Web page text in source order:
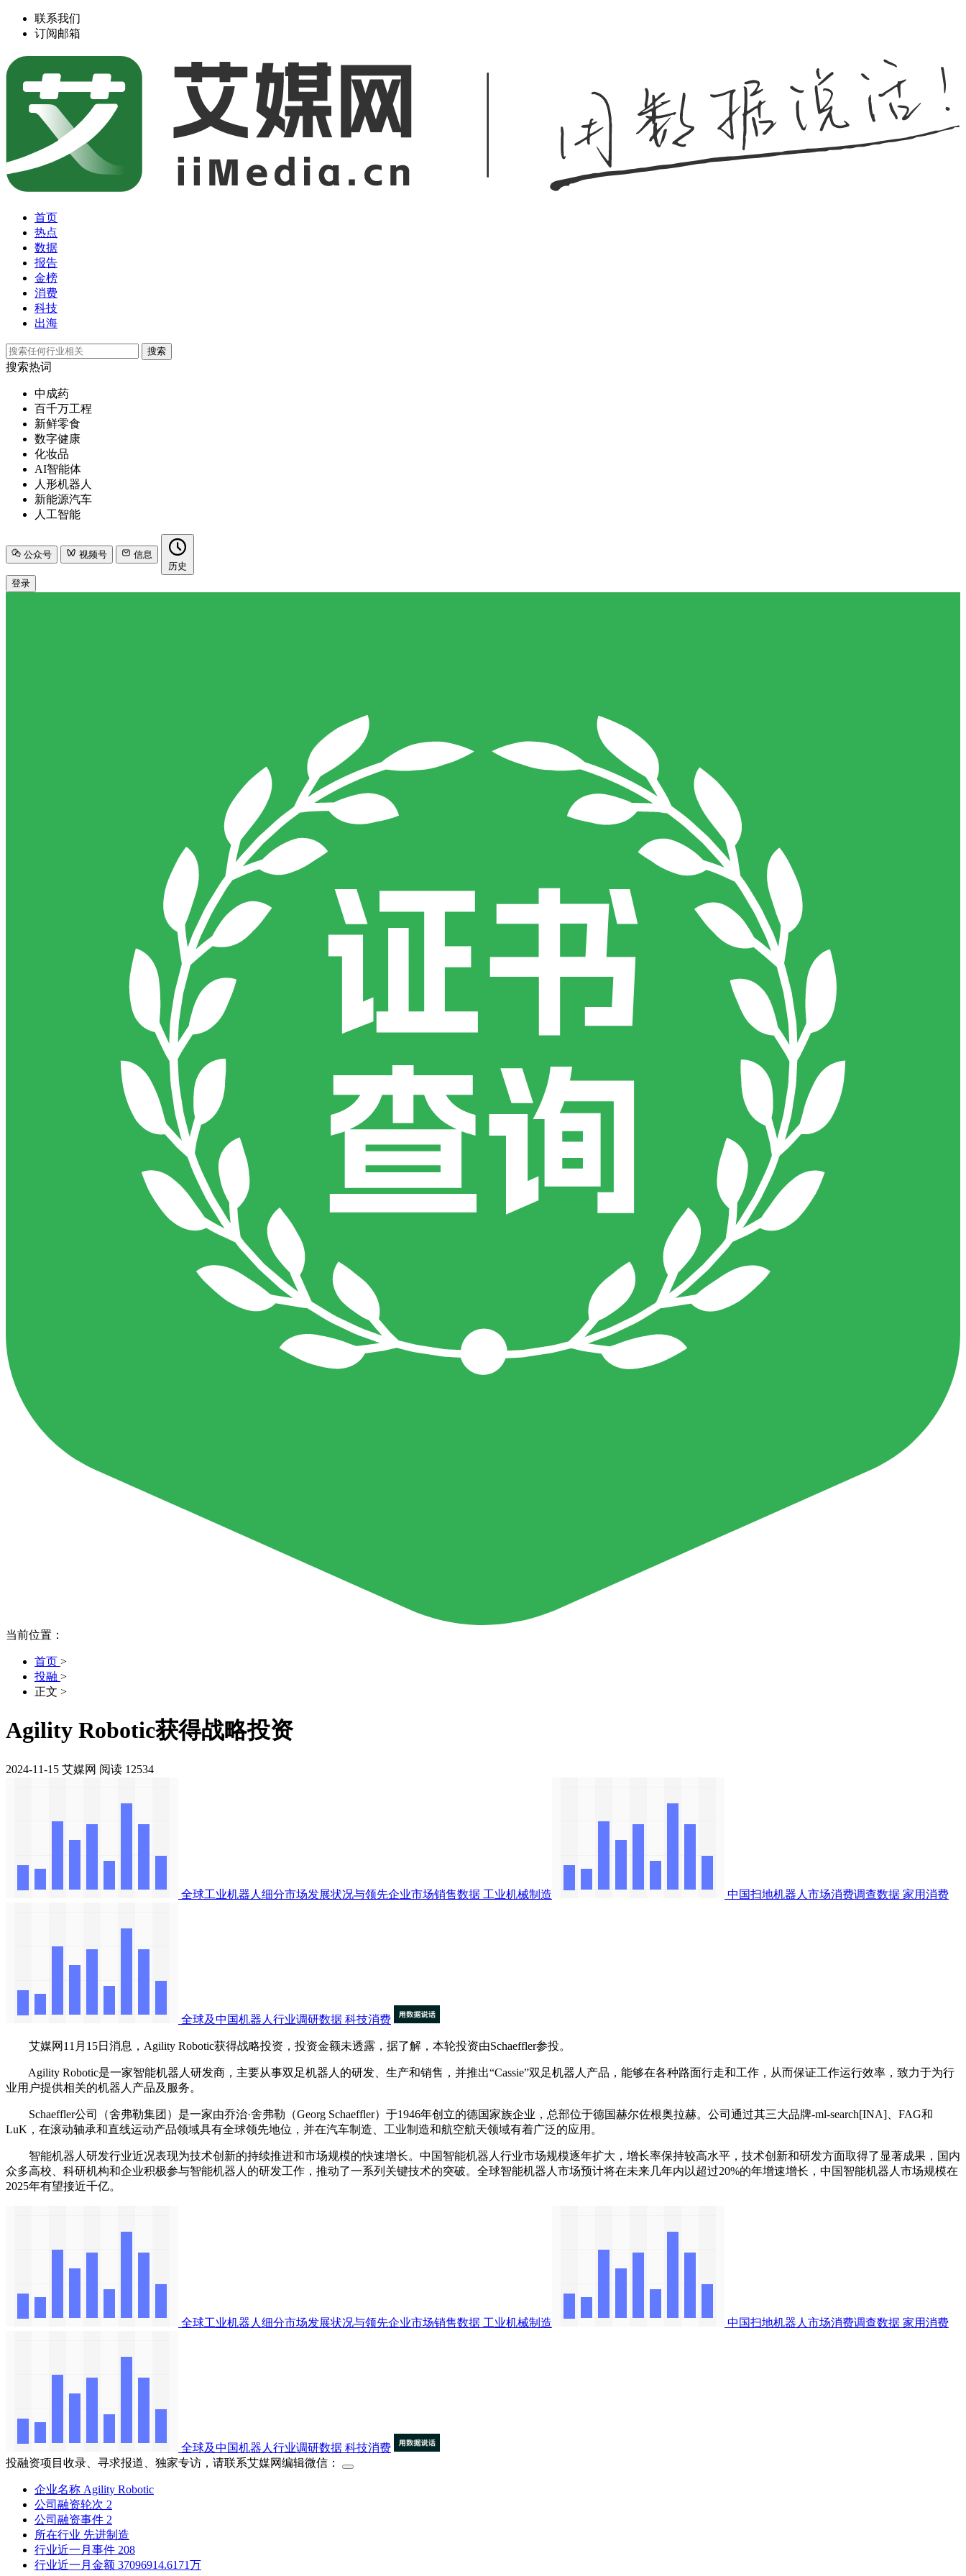
联系我们
订阅邮箱
首页
热点
数据
报告
金榜
消费
科技
出海
搜索
搜索热词
中成药
百千万工程
新鲜零食
数字健康
化妆品
AI智能体
人形机器人
新能源汽车
人工智能
公众号 视频号
信息
历史
登录
当前位置：
首页 >
投融 >
正文 >
Agility Robotic获得战略投资
2024-11-15 艾媒网 阅读 12534
全球工业机器人细分市场发展状况与领先企业市场销售数据 工业机械制造 中国扫地机器人市场消费调查数据 家用消费
全球及中国机器人行业调研数据 科技消费
艾媒网11月15日消息，Agility Robotic获得战略投资，投资金额未透露，据了解，本轮投资由Schaeffler参投。
Agility Robotic是一家智能机器人研发商，主要从事双足机器人的研发、生产和销售，并推出“Cassie”双足机器人产品，能够在各种路面行走和工作，从而保证工作运行效率，致力于为行
业用户提供相关的机器人产品及服务。
‌Schaeffler公司（舍弗勒集团）‌是一家由乔治·舍弗勒（Georg Schaeffler）于1946年创立的德国家族企业，总部位于德国赫尔佐根奥拉赫。公司通过其三大品牌-ml-search[INA]、FAG和
LuK，在滚动轴承和直线运动产品领域具有全球领先地位，并在汽车制造、工业制造和航空航天领域有着广泛的应用‌。
智能机器人研发行业近况表现为技术创新的持续推进和市场规模的快速增长。中国智能机器人行业市场规模逐年扩大，增长率保持较高水平，技术创新和研发方面取得了显著成果，国内
众多高校、科研机构和企业积极参与智能机器人的研发工作，推动了一系列关键技术的突破。全球智能机器人市场预计将在未来几年内以超过20%的年增速增长，中国智能机器人市场规模在
2025年有望接近千亿。
全球工业机器人细分市场发展状况与领先企业市场销售数据 工业机械制造 中国扫地机器人市场消费调查数据 家用消费
全球及中国机器人行业调研数据 科技消费
投融资项目收录、寻求报道、独家专访，请联系艾媒网编辑微信：
企业名称 Agility Robotic
公司融资轮次 2
公司融资事件 2
所在行业 先进制造
行业近一月事件 208
行业近一月金额 37096914.6171万